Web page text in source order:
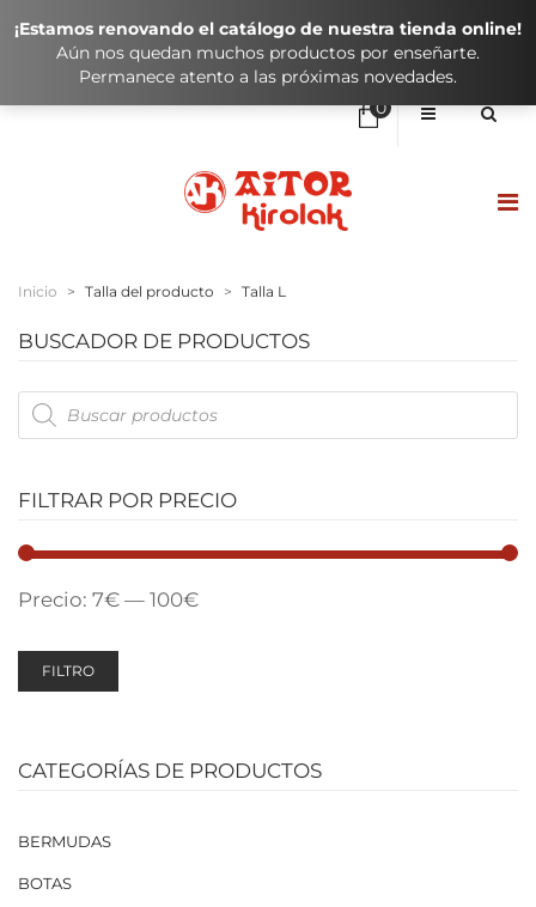
0
No hay elementos en el carrito
SUBTOTAL:
HASIERA / INICIO
DENDA / TIENDA
IKASTOLAK / COLEGIOS
Inicio > Talla del producto > Talla L
BUSCADOR DE PRODUCTOS
Products
search
FILTRAR POR PRECIO
Precio: 7€ — 100€
FILTRO
CATEGORÍAS DE PRODUCTOS
BERMUDAS
BOTAS
¡Estamos renovando el catálogo de nuestra tienda online!
Aún nos quedan muchos productos por enseñarte.
Permanece atento a las próximas novedades.